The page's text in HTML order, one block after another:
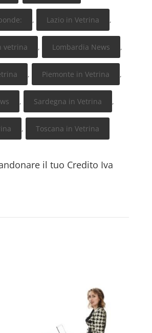
, Lazio in Vetrina ,
vetrina , Lombardia News ,
, Piemonte in Vetrina ,
, Sardegna in Vetrina ,
, Toscana in Vetrina
il tuo Credito Iva